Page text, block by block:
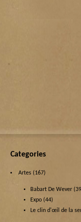
Categories
Artes (167)
Babart De Wever
Expo (44)
Le clin d'œil de la